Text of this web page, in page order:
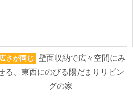
広さが同じ
壁面収納で広々空間にみ
る、東西にのびる陽だまりリビン
グの家